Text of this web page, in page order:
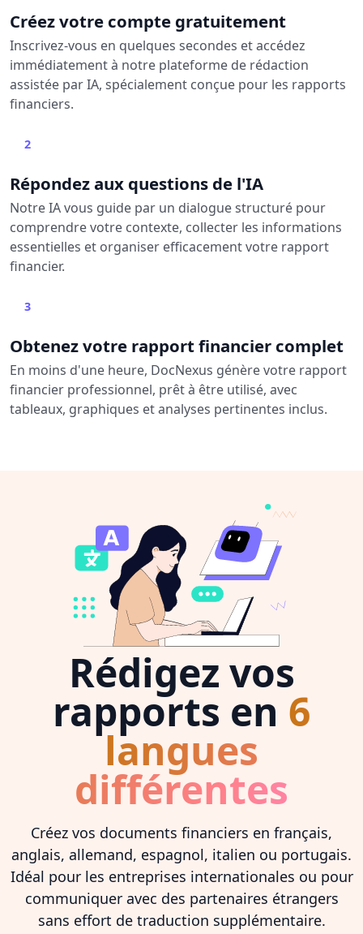
Créez votre compte gratuitement
Inscrivez-vous en quelques secondes et accédez
immédiatement à notre plateforme de rédaction
assistée par IA, spécialement conçue pour les rapports
financiers.
2
Répondez aux questions de l'IA
Notre IA vous guide par un dialogue structuré pour
comprendre votre contexte, collecter les informations
essentielles et organiser efficacement votre rapport
financier.
3
Obtenez votre rapport financier complet
En moins d'une heure, DocNexus génère votre rapport
financier professionnel, prêt à être utilisé, avec
tableaux, graphiques et analyses pertinentes inclus.
Rédigez vos
rapports en 6
langues
différentes
Créez vos documents financiers en français,
anglais, allemand, espagnol, italien ou portugais.
Idéal pour les entreprises internationales ou pour
communiquer avec des partenaires étrangers
sans effort de traduction supplémentaire.